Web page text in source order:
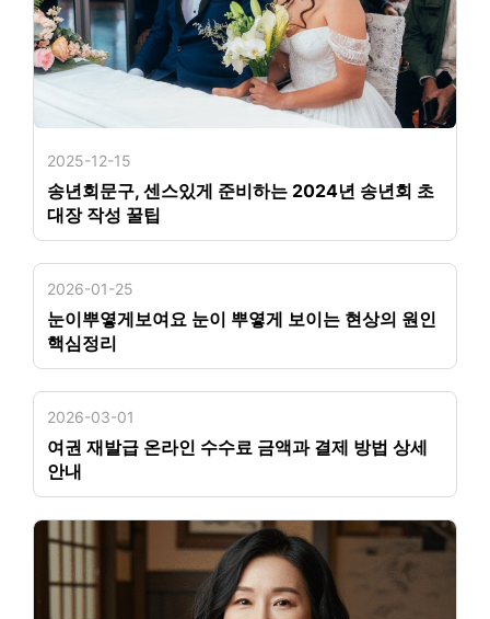
2025-12-15
송년회문구, 센스있게 준비하는 2024년 송년회 초
대장 작성 꿀팁
2026-01-25
눈이뿌옇게보여요 눈이 뿌옇게 보이는 현상의 원인
핵심정리
2026-03-01
여권 재발급 온라인 수수료 금액과 결제 방법 상세
안내